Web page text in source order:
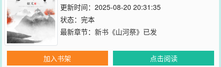
更新时间：2025-08-20 20:31:35
状态：完本
最新章节： 新书《山河祭》已发
加入书架
点击阅读